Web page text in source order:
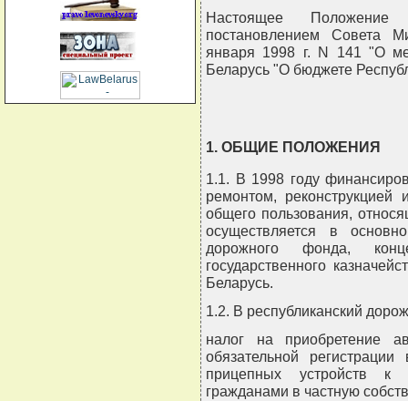
Настоящее
постановлением Совета
января 1998 г. N 141 "О
Беларусь "О бюджете
1. ОБЩИЕ ПОЛОЖЕНИЯ
1.1. В 1998 году
ремонтом, реконструкцией
общего пользования,
осуществляется в
дорожного фонда,
государственного
Беларусь.
1.2. В республиканский
налог на приобретение
обязательной
прицепных устройств
гражданами в частную